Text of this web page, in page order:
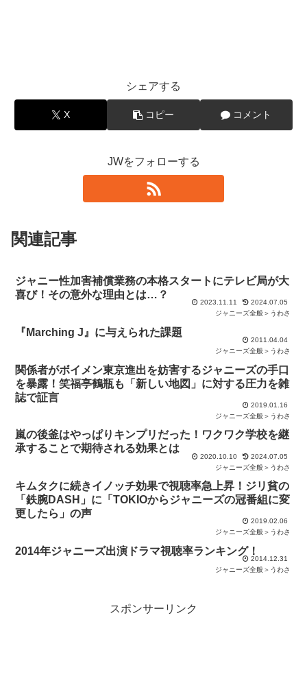
シェアする
X コピー コメント
JWをフォローする
関連記事
ジャニー性加害補償業務の本格スタートにテレビ局が大
喜び！その意外な理由とは…？
2023.11.11
2024.07.05
ジャニーズ全般＞うわさ
『Marching J』に与えられた課題
2011.04.04
ジャニーズ全般＞うわさ
関係者がボイメン東京進出を妨害するジャニーズの手口
を暴露！笑福亭鶴瓶も「新しい地図」に対する圧力を雑
誌で証言
2019.01.16
ジャニーズ全般＞うわさ
嵐の後釜はやっぱりキンプリだった！ワクワク学校を継
承することで期待される効果とは
2020.10.10
2024.07.05
ジャニーズ全般＞うわさ
キムタクに続きイノッチ効果で視聴率急上昇！ジリ貧の
「鉄腕DASH」に「TOKIOからジャニーズの冠番組に変
更したら」の声
2019.02.06
ジャニーズ全般＞うわさ
2014年ジャニーズ出演ドラマ視聴率ランキング！
2014.12.31
ジャニーズ全般＞うわさ
スポンサーリンク